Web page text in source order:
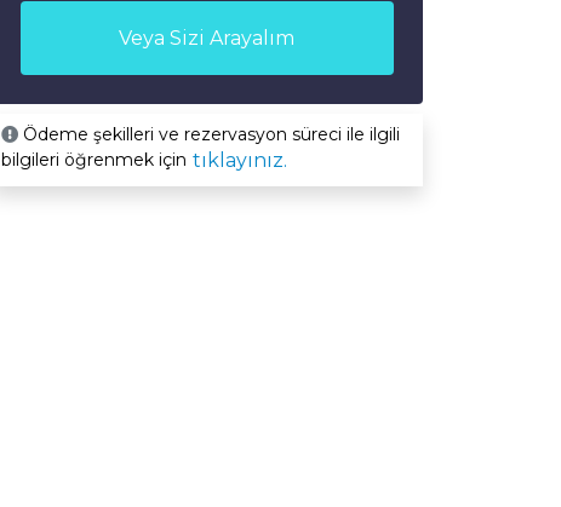
Veya Sizi Arayalım
Ödeme şekilleri ve rezervasyon süreci ile ilgili
bilgileri öğrenmek için tıklayınız.